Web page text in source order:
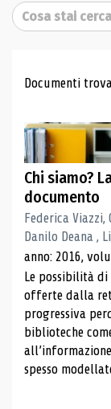
Cerca
Documenti
Chi siamo?
documento
Federica Viazzi,
Danilo Deana ,
anno: 2016,
Le possibilità
offerte dalla
progressiva
biblioteche
spesso